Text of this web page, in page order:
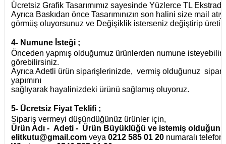
Ücretsiz Grafik Tasarımımız sayesinde Yüzlerce TL
Ayrıca Baskıdan önce Tasarımınızın son halini size mail
görmüş oluyorsunuz ve Değişiklik isterseniz değiştirip
4- Numune İsteği ;
Önceden yapmış olduğumuz ürünlerden numune
görebilirsiniz.
Ayrıca Adetli ürün siparişlerinizde, vermiş olduğunuz
yapımını
sağlıyarak hayalinizdeki ürünü sağlamış oluyoruz.
5- Ücretsiz Fiyat Teklifi ;
Sipariş vermeyi düşündüğünüz ürünler için,
Ürün Adı - Adeti - Ürün Büyüklüğü ve istemiş
elitkutu@gmail.comveya 0212 585 01 20numaralı